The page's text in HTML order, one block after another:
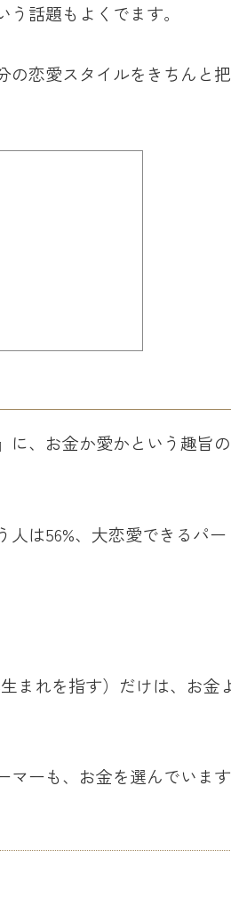
話題もよくでます。
の恋愛スタイルをきちんと
に、お金か愛かという趣旨
は56%、大恋愛できるパー
まれを指す）だけは、お金
ーも、お金を選んでいます